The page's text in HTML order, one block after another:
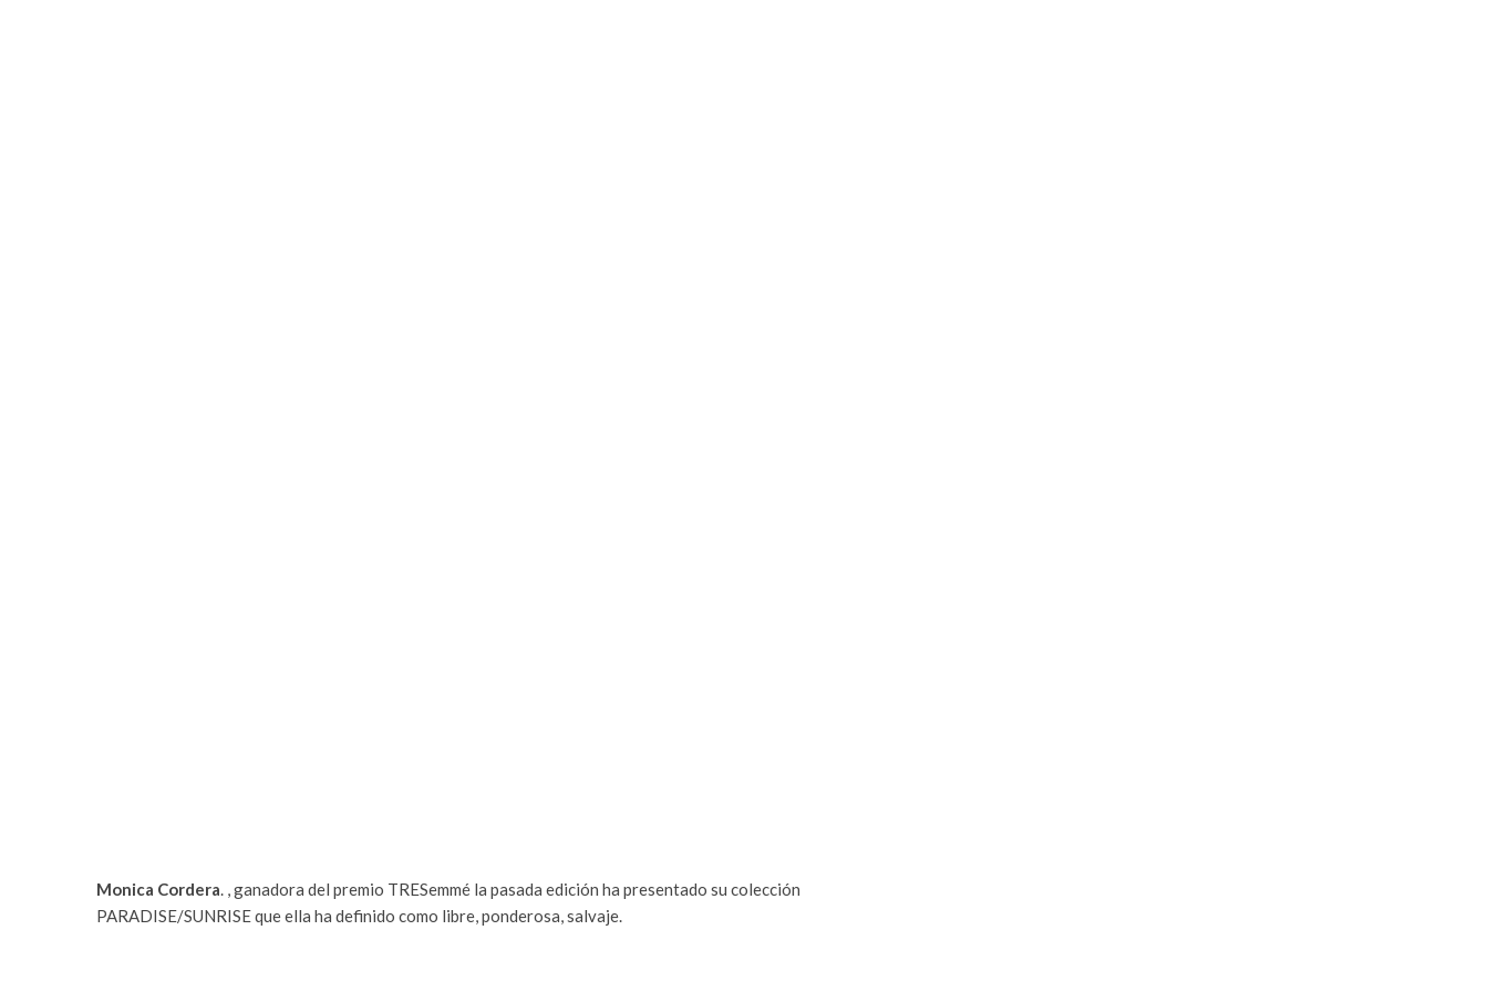
Monica Cordera. , ganadora del premio TRESemmé la pasada edición ha presentado su colección
PARADISE/SUNRISE que ella ha definido como libre, ponderosa, salvaje.